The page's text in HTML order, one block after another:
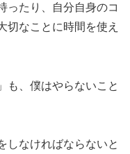
ったり、自分自身のコ
切なことに時間を使え
も、僕はやらないこと
しなければならないと